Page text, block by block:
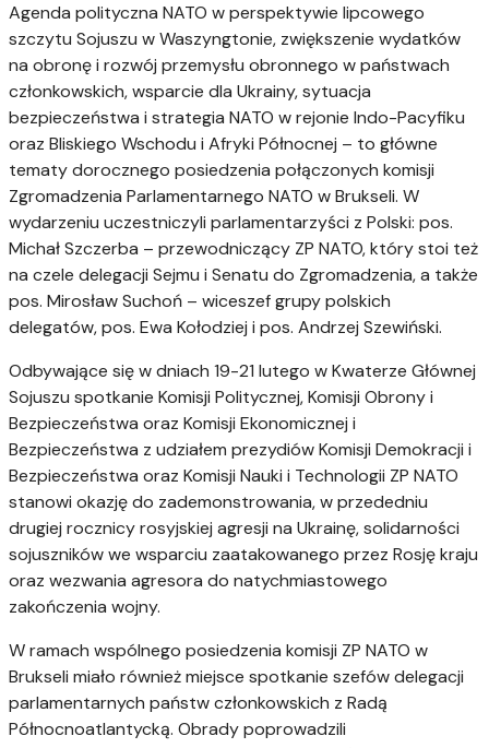
Agenda polityczna NATO w perspektywie lipcowego
szczytu Sojuszu w Waszyngtonie, zwiększenie wydatków
na obronę i rozwój przemysłu obronnego w państwach
członkowskich, wsparcie dla Ukrainy, sytuacja
bezpieczeństwa i strategia NATO w rejonie Indo-Pacyfiku
oraz Bliskiego Wschodu i Afryki Północnej – to główne
tematy dorocznego posiedzenia połączonych komisji
Zgromadzenia Parlamentarnego NATO w Brukseli. W
wydarzeniu uczestniczyli parlamentarzyści z Polski: pos.
Michał Szczerba – przewodniczący ZP NATO, który stoi też
na czele delegacji Sejmu i Senatu do Zgromadzenia, a także
pos. Mirosław Suchoń – wiceszef grupy polskich
delegatów, pos. Ewa Kołodziej i pos. Andrzej Szewiński.
Odbywające się w dniach 19-21 lutego w Kwaterze Głównej
Sojuszu spotkanie Komisji Politycznej, Komisji Obrony i
Bezpieczeństwa oraz Komisji Ekonomicznej i
Bezpieczeństwa z udziałem prezydiów Komisji Demokracji i
Bezpieczeństwa oraz Komisji Nauki i Technologii ZP NATO
stanowi okazję do zademonstrowania, w przededniu
drugiej rocznicy rosyjskiej agresji na Ukrainę, solidarności
sojuszników we wsparciu zaatakowanego przez Rosję kraju
oraz wezwania agresora do natychmiastowego
zakończenia wojny.
W ramach wspólnego posiedzenia komisji ZP NATO w
Brukseli miało również miejsce spotkanie szefów delegacji
parlamentarnych państw członkowskich z Radą
Północnoatlantycką. Obrady poprowadzili